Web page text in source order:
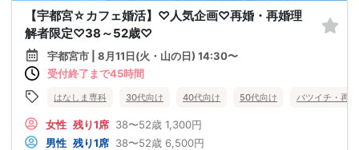
【宇都宮☆カフェ婚活】♡人気企画♡再婚・再婚理
解者限定♡38～52歳♡
宇都宮市 | 8月11日(火・山の日) 14:30〜
受付終了まで45時間
はなしま専科 30代向け 40代向け 50代向け バツイチ・再婚
女性 残り1席 38〜52歳 1,300円
男性 残り1席 38〜52歳 6,500円